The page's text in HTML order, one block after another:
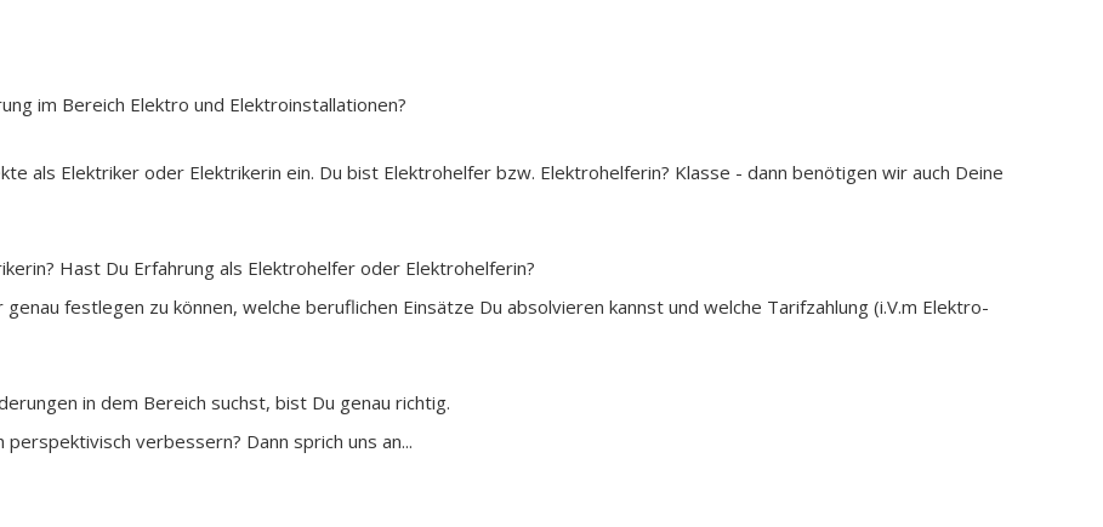
im Bereich Elektro und Elektroinstallationen?
als Elektriker oder Elektrikerin ein. Du bist Elektrohelfer bzw. Elektrohelferin? Klasse - dann benötigen wir auch Deine
Hast Du Erfahrung als Elektrohelfer oder Elektrohelferin?
festlegen zu können, welche beruflichen Einsätze Du absolvieren kannst und welche Tarifzahlung (i.V.m Elektro-
in dem Bereich suchst, bist Du genau richtig.
verbessern? Dann sprich uns an...